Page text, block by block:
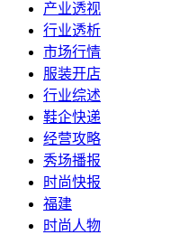
产业透视
行业透析
市场行情
服装开店
行业综述
鞋企快递
经营攻略
秀场播报
时尚快报
福建
时尚人物